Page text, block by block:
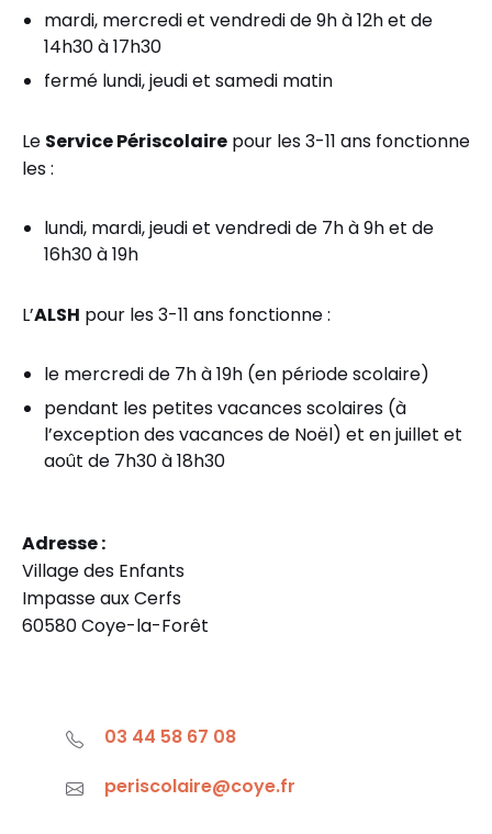
mardi, mercredi et vendredi de 9h à 12h et de
14h30 à 17h30
fermé lundi, jeudi et samedi matin
Le Service Périscolaire pour les 3-11 ans fonctionne
les :
lundi, mardi, jeudi et vendredi de 7h à 9h et de
16h30 à 19h
L’ALSH pour les 3-11 ans fonctionne :
le mercredi de 7h à 19h (en période scolaire)
pendant les petites vacances scolaires (à
l’exception des vacances de Noël) et en juillet et
août de 7h30 à 18h30
Adresse :
Village des Enfants
Impasse aux Cerfs
60580 Coye-la-Forêt
03 44 58 67 08
periscolaire@coye.fr